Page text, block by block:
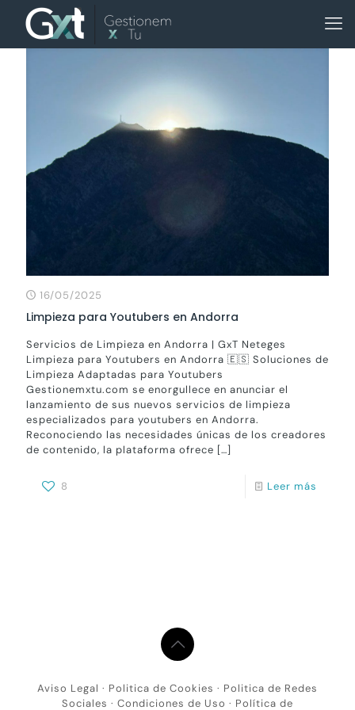
16/05/2025
Limpieza para Youtubers en Andorra
Servicios de Limpieza en Andorra | GxT Neteges
Limpieza para Youtubers en Andorra 🇪🇸 Soluciones de
Limpieza Adaptadas para Youtubers
Gestionemxtu.com se enorgullece en anunciar el
lanzamiento de sus nuevos servicios de limpieza
especializados para youtubers en Andorra.
Reconociendo las necesidades únicas de los creadores
de contenido, la plataforma ofrece […]
8 Leer más
Aviso Legal · Politica de Cookies · Politica de Redes
Sociales · Condiciones de Uso · Política de